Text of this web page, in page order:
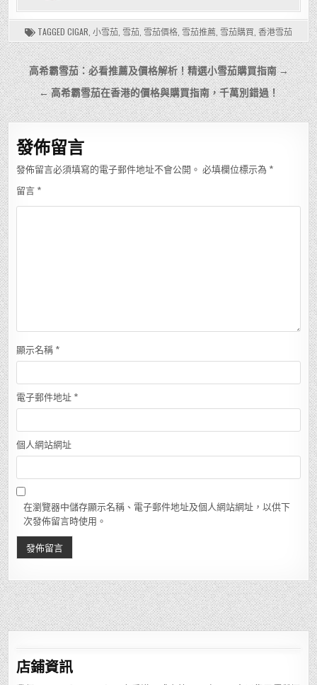
TAGGED CIGAR, 小雪茄, 雪茄, 雪茄價格, 雪茄推薦, 雪茄購買, 香港雪茄
文
章
導
覽
高希霸雪茄：必看推薦及價格解析！精選小雪茄購買指南 →
← 高希霸雪茄在香港的價格與購買指南，千萬別錯過！
發佈留言
發佈留言必須填寫的電子郵件地址不會公開。 必填欄位標示為 *
留言 *
顯示名稱 *
電子郵件地址 *
個人網站網址
在瀏覽器中儲存顯示名稱、電子郵件地址及個人網站網址，以供下
次發佈留言時使用。
店鋪資訊